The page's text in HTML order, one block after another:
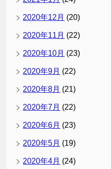
2020年12月 (20)
2020年11月 (22)
2020年10月 (23)
2020年9月 (22)
2020年8月 (21)
2020年7月 (22)
2020年6月 (23)
2020年5月 (19)
2020年4月 (24)